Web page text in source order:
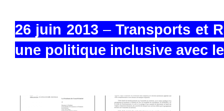
26 juin 2013 –Transports et
une politique inclusive